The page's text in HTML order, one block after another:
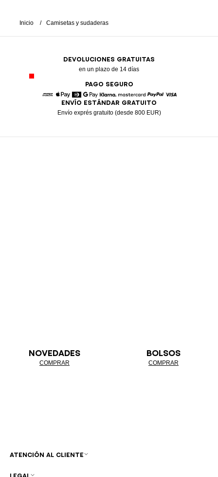
Inicio Camisetas y sudaderas
DEVOLUCIONES GRATUITAS
en un plazo de 14 días
PAGO SEGURO
American Express
Apple Pay
DinersGoogle Pay
Klarna MastercardPaypal
ENVÍO ESTÁNDAR GRATUITO
Envío exprés gratuito (desde 800 EUR)
NOVEDADES
COMPRAR
BOLSOS
COMPRAR
ATENCIÓN AL CLIENTE
LEGAL